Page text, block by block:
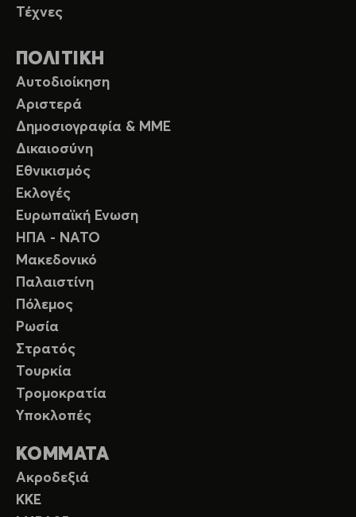
Τέχνες
ΠΟΛΙΤΙΚΗ
Αυτοδιοίκηση
Αριστερά
Δημοσιογραφία & ΜΜΕ
Δικαιοσύνη
Εθνικισμός
Εκλογές
Ευρωπαϊκή Ενωση
ΗΠΑ - ΝΑΤΟ
Μακεδονικό
Παλαιστίνη
Πόλεμος
Ρωσία
Στρατός
Τουρκία
Τρομοκρατία
Υποκλοπές
ΚΟΜΜΑΤΑ
Ακροδεξιά
ΚΚΕ